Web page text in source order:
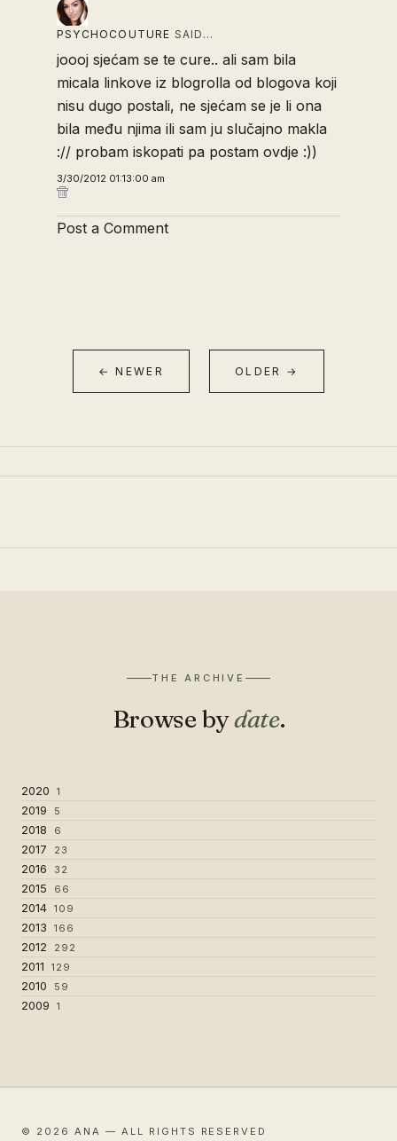
PSYCHOCOUTURE SAID…
joooj sjećam se te cure.. ali sam bila
micala linkove iz blogrolla od blogova koji
nisu dugo postali, ne sjećam se je li ona
bila među njima ili sam ju slučajno makla
:// probam iskopati pa postam ovdje :))
3/30/2012 01:13:00 am
Post a Comment
← NEWER OLDER →
THE ARCHIVE
Browse bydate.
2020 1
2019 5
2018 6
2017 23
2016 32
2015 66
2014 109
2013 166
2012 292
2011 129
2010 59
2009 1
© 2026 ANA — ALL RIGHTS RESERVED